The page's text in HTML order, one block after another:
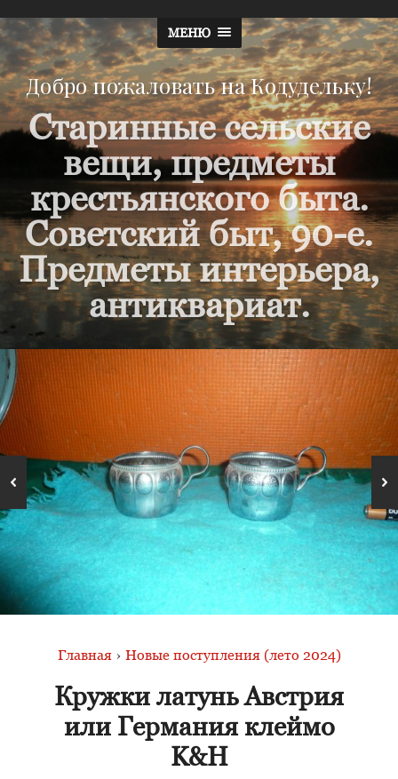
МЕНЮ
Добро пожаловать на Кодудельку!
Старинные сельские
вещи, предметы
крестьянского быта.
Советский быт, 90-е.
Предметы интерьера,
антиквариат.
Главная › Новые поступления (лето 2024)
Кружки латунь Австрия
или Германия клеймо
K&H